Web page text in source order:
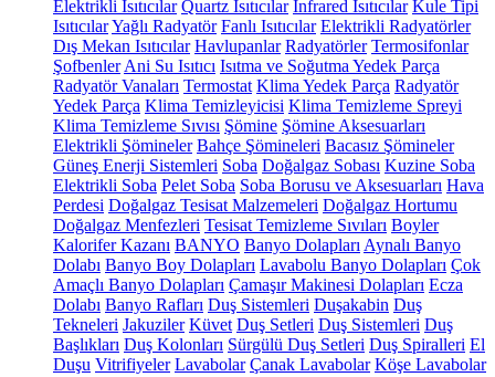
Elektrikli Isıtıcılar Quartz Isıtıcılar Infrared Isıtıcılar Kule Tipi
IsıtıcılarYağlı Radyatör Fanlı Isıtıcılar Elektrikli Radyatörler
Dış Mekan Isıtıcılar Havlupanlar Radyatörler Termosifonlar
Şofbenler Ani Su Isıtıcı Isıtma ve Soğutma Yedek Parça
Radyatör Vanaları Termostat Klima Yedek Parça Radyatör
Yedek Parça Klima Temizleyicisi Klima Temizleme Spreyi
Klima Temizleme Sıvısı Şömine Şömine Aksesuarları
Elektrikli Şömineler Bahçe Şömineleri Bacasız Şömineler
Güneş Enerji Sistemleri Soba Doğalgaz Sobası Kuzine Soba
Elektrikli Soba Pelet Soba Soba Borusu ve Aksesuarları Hava
Perdesi Doğalgaz Tesisat Malzemeleri Doğalgaz Hortumu
Doğalgaz Menfezleri Tesisat Temizleme Sıvıları Boyler
Kalorifer Kazanı BANYO Banyo Dolapları Aynalı Banyo
Dolabı Banyo Boy Dolapları Lavabolu Banyo Dolapları Çok
Amaçlı Banyo Dolapları Çamaşır Makinesi Dolapları Ecza
Dolabı Banyo Rafları Duş Sistemleri Duşakabin Duş
Tekneleri Jakuziler Küvet Duş Setleri Duş Sistemleri Duş
Başlıkları Duş Kolonları Sürgülü Duş Setleri Duş Spiralleri El
Duşu Vitrifiyeler Lavabolar Çanak Lavabolar Köşe Lavabolar